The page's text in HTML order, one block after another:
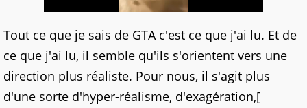
Tout ce que je sais de GTA c'est ce que j'ai lu. Et de
ce que j'ai lu, il semble qu'ils s'orientent vers une
direction plus réaliste. Pour nous, il s'agit plus
d'une sorte d'hyper-réalisme, d'exagération,[